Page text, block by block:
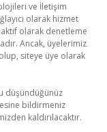
ve İletişim
olarak hizmet
olarak denetleme
Ancak, üyelerimiz
siteye üye olarak
düşündüğünüz
bildirmeniz
kaldırılacaktır.